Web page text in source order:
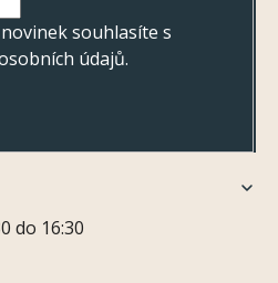
souhlasíte s
údajů.
do 16:30